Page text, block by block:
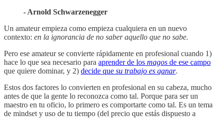
- Arnold Schwarzenegger
Un amateur empieza como empieza cualquiera en un nuevo
contexto: en la ignorancia de no saber aquello que no sabe.
Pero ese amateur se convierte rápidamente en profesional cuando 1)
hace lo que sea necesario para aprender de los magos de ese campo
que quiere dominar, y 2) decide que su trabajo es ganar.
Estos dos factores lo convierten en profesional en su cabeza, mucho
antes de que la gente lo reconozca como tal. Porque para ser un
maestro en tu oficio, lo primero es comportarte como tal. Es un tema
de mindset y uso de tu tiempo (del precio que estás dispuesto a